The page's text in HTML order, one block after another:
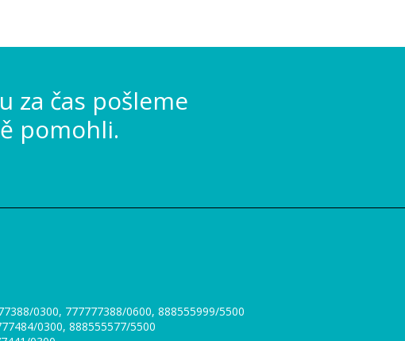
za čas pošleme
pomohli.
0300, 777777388/0600, 888555999/5500
0300, 888555577/5500